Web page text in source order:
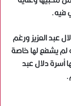
فيه.
عبد العزيز ورغم
لم يشفع لها خاصة
دلال عبد